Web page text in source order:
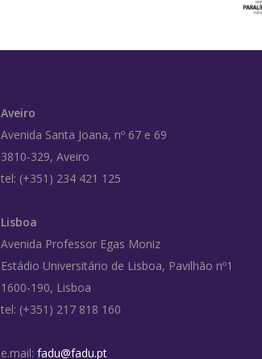
Aveiro
Avenida Santa Joana, nº 67 e 69
3810-329, Aveiro
tel: (+351) 234 421 125
Lisboa
Avenida Professor Egas Moniz
Estádio Universitário de Lisboa, Pavilhão nº1
1600-190, Lisboa
tel: (+351) 217 818 160
e.mail: fadu@fadu.pt